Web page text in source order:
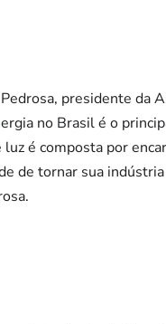
presidente da
no Brasil é o
luz é composta por
de tornar sua